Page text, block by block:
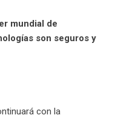
mundial de
son seguros y
con la